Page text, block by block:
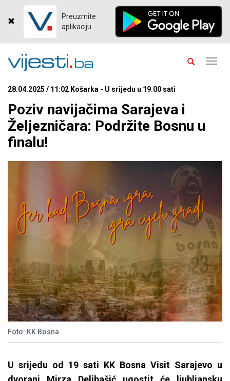
Preuzmite
aplikaciju
28.04.2025 / 11:02 Košarka - U srijedu u 19.00 sati
Poziv navijačima Sarajeva i
Željezničara: Podržite Bosnu u
finalu!
Foto: KK Bosna
U srijedu od 19 sati KK Bosna Visit Sarajevo u